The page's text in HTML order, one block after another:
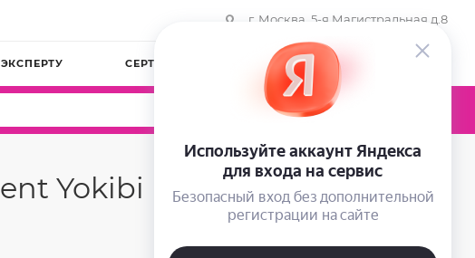
г. Москва, 5-я Магистральная д.8
СЕРТИФИКАТЫ КОМПАНИЯ
0
Yokibi Essence Pack, 50